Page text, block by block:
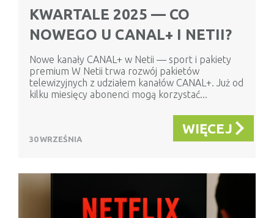
KWARTALE 2025 — CO
NOWEGO U CANAL+ I NETII?
Nowe kanały CANAL+ w Netii — sport i pakiety
premium W Netii trwa rozwój pakietów
telewizyjnych z udziałem kanałów CANAL+. Już od
kilku miesięcy abonenci mogą korzystać...
30 WRZEŚNIA
WIĘCEJ